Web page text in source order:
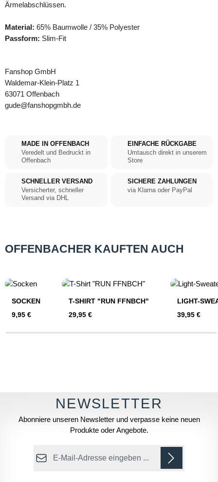
Ärmelabschlüssen.
Material: 65% Baumwolle / 35% Polyester
Passform: Slim-Fit
Fanshop GmbH
Waldemar-Klein-Platz 1
63071 Offenbach
gude@fanshopgmbh.de
MADE IN OFFENBACH
Veredelt und Bedruckt in
Offenbach
EINFACHE RÜCKGABE
Umtausch direkt in unserem
Store
SCHNELLER VERSAND
Versicherter, schneller
Versand via DHL
SICHERE ZAHLUNGEN
via Klarna oder PayPal
OFFENBACHER KAUFTEN AUCH
SOCKEN
Regulärer Preis:
9,95 €
T-SHIRT "RUN FFNBCH"
Regulärer Preis:
29,95 €
LIGHT-
Regulärer
39,95 €
Abonniere unseren Newsletter und verpasse keine neuen
Produkte oder Angebote.
E-Mail-Adresse*